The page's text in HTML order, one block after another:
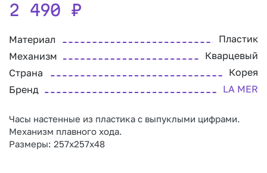
2 490 ₽
Материал
Пластик
Механизм
Кварцевый
Страна
Корея
Бренд
LA MER
Часы настенные из пластика с выпуклыми цифрами.
Механизм плавного хода.
Размеры: 257х257х48